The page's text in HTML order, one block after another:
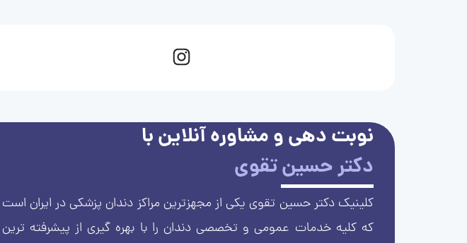
نوبت دهی و مشاوره آنلاین با
دکتر حسین تقوی
کلینیک دکتر حسین تقوی یکی از مجهزترین مراکز دندان پزشکی در ایران است
که کلیه خدمات عمومی و تخصصی دندان را با بهره گیری از پیشرفته ترین